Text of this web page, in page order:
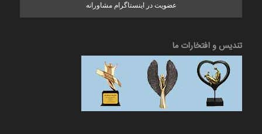
عضویت در اینستاگرام مشاورانه
تندیس و افتخارات ما